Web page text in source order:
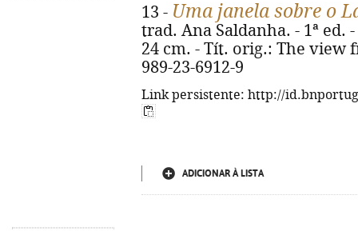
13 - Uma janela sobre o
trad. Ana Saldanha. - 1ª ed.
24 cm. - Tít. orig.: The view
989-23-6912-9
Link persistente: http://
ADICIONAR À LISTA